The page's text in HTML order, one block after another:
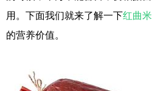
用。下面我们就来了解一下红曲
的营养价值。